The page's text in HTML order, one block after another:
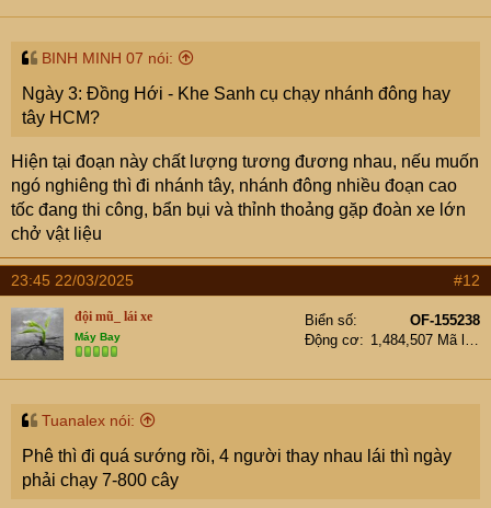
BINH MINH 07 nói:
Ngày 3: Đồng Hới - Khe Sanh cụ chạy nhánh đông hay
tây HCM?
Hiện tại đoạn này chất lượng tương đương nhau, nếu muốn
ngó nghiêng thì đi nhánh tây, nhánh đông nhiều đoạn cao
tốc đang thi công, bẩn bụi và thỉnh thoảng gặp đoàn xe lớn
chở vật liệu
23:45 22/03/2025 #12
đội mũ_ lái xe
Máy Bay
Biển số
OF-155238
Động cơ
1,484,507 Mã lực
Tuanalex nói:
Phê thì đi quá sướng rồi, 4 người thay nhau lái thì ngày
phải chạy 7-800 cây